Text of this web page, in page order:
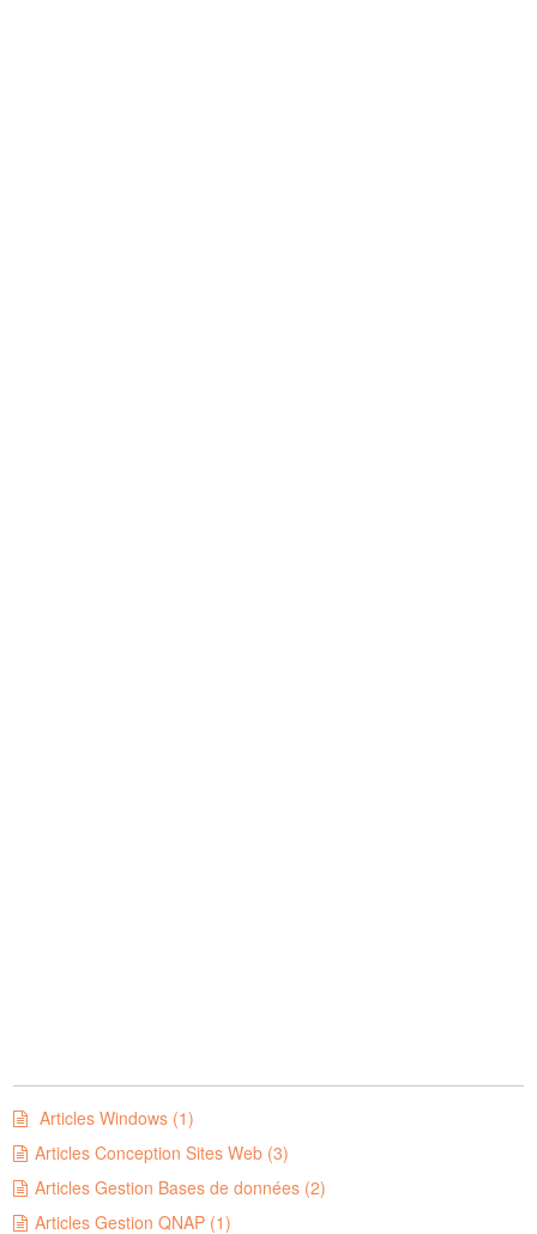
Articles Windows (1)
Articles Conception Sites Web (3)
Articles Gestion Bases de données (2)
Articles Gestion QNAP (1)